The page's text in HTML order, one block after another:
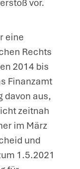
vor.
eine
Rechts
2014 bis
Finanzamt
davon aus,
zeitnah
im März
und
1.5.2021